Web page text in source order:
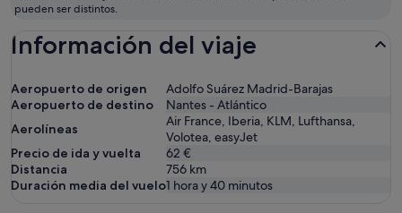
septiembre
pueden ser distintos.
Información del viaje
Aeropuerto de origen
Adolfo Suárez Madrid-Barajas
Aeropuerto de destino
Nantes - Atlántico
Aerolíneas
Air France, Iberia, KLM, Lufthansa,
Volotea, easyJet
Precio de ida y vuelta
62 €
Distancia
756 km
Duración media del vuelo1 hora y 40 minutos